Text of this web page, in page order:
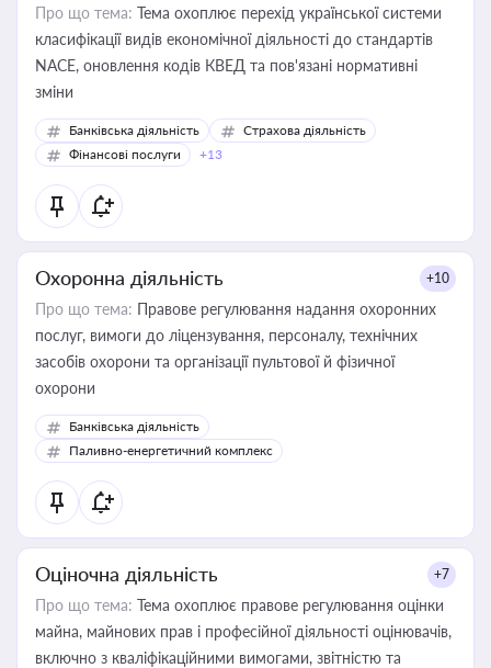
Про що тема: Тема охоплює перехід української системи
класифікації видів економічної діяльності до стандартів
NACE, оновлення кодів КВЕД та пов'язані нормативні
зміни
Банківська діяльність
Страхова діяльність
Фінансові послуги
+13
Охоронна діяльність +10
Про що тема: Правове регулювання надання охоронних
послуг, вимоги до ліцензування, персоналу, технічних
засобів охорони та організації пультової й фізичної
охорони
Банківська діяльність
Паливно-енергетичний комплекс
Оціночна діяльність +7
Про що тема: Тема охоплює правове регулювання оцінки
майна, майнових прав і професійної діяльності оцінювачів,
включно з кваліфікаційними вимогами, звітністю та